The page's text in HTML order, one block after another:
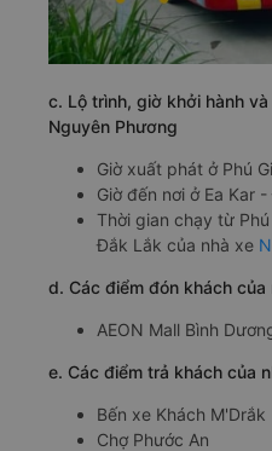
c. Lộ trình, giờ khởi hành
Nguyên Phương
Giờ xuất phát ở Phú
Giờ đến nơi ở Ea Kar
Thời gian chạy từ
Đắk Lắk của nhà xe
d. Các điểm đón khách
AEON Mall Bình
e. Các điểm trả khách của
Bến xe Khách M'Drắk
Chợ Phước An